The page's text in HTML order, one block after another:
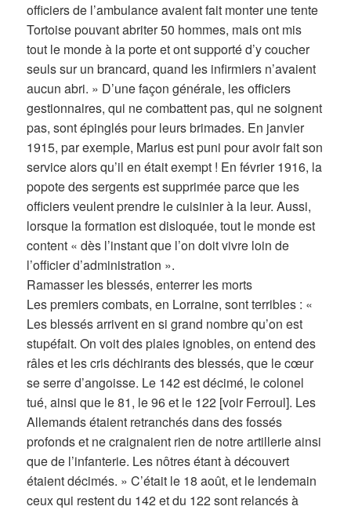
officiers de l’ambulance avaient fait monter une tente
Tortoise pouvant abriter 50 hommes, mais ont mis
tout le monde à la porte et ont supporté d’y coucher
seuls sur un brancard, quand les infirmiers n’avaient
aucun abri. » D’une façon générale, les officiers
gestionnaires, qui ne combattent pas, qui ne soignent
pas, sont épinglés pour leurs brimades. En janvier
1915, par exemple, Marius est puni pour avoir fait son
service alors qu’il en était exempt ! En février 1916, la
popote des sergents est supprimée parce que les
officiers veulent prendre le cuisinier à la leur. Aussi,
lorsque la formation est disloquée, tout le monde est
content « dès l’instant que l’on doit vivre loin de
l’officier d’administration ».
Ramasser les blessés, enterrer les morts
Les premiers combats, en Lorraine, sont terribles : «
Les blessés arrivent en si grand nombre qu’on est
stupéfait. On voit des plaies ignobles, on entend des
râles et les cris déchirants des blessés, que le cœur
se serre d’angoisse. Le 142 est décimé, le colonel
tué, ainsi que le 81, le 96 et le 122 [voir Ferroul]. Les
Allemands étaient retranchés dans des fossés
profonds et ne craignaient rien de notre artillerie ainsi
que de l’infanterie. Les nôtres étant à découvert
étaient décimés. » C’était le 18 août, et le lendemain
ceux qui restent du 142 et du 122 sont relancés à